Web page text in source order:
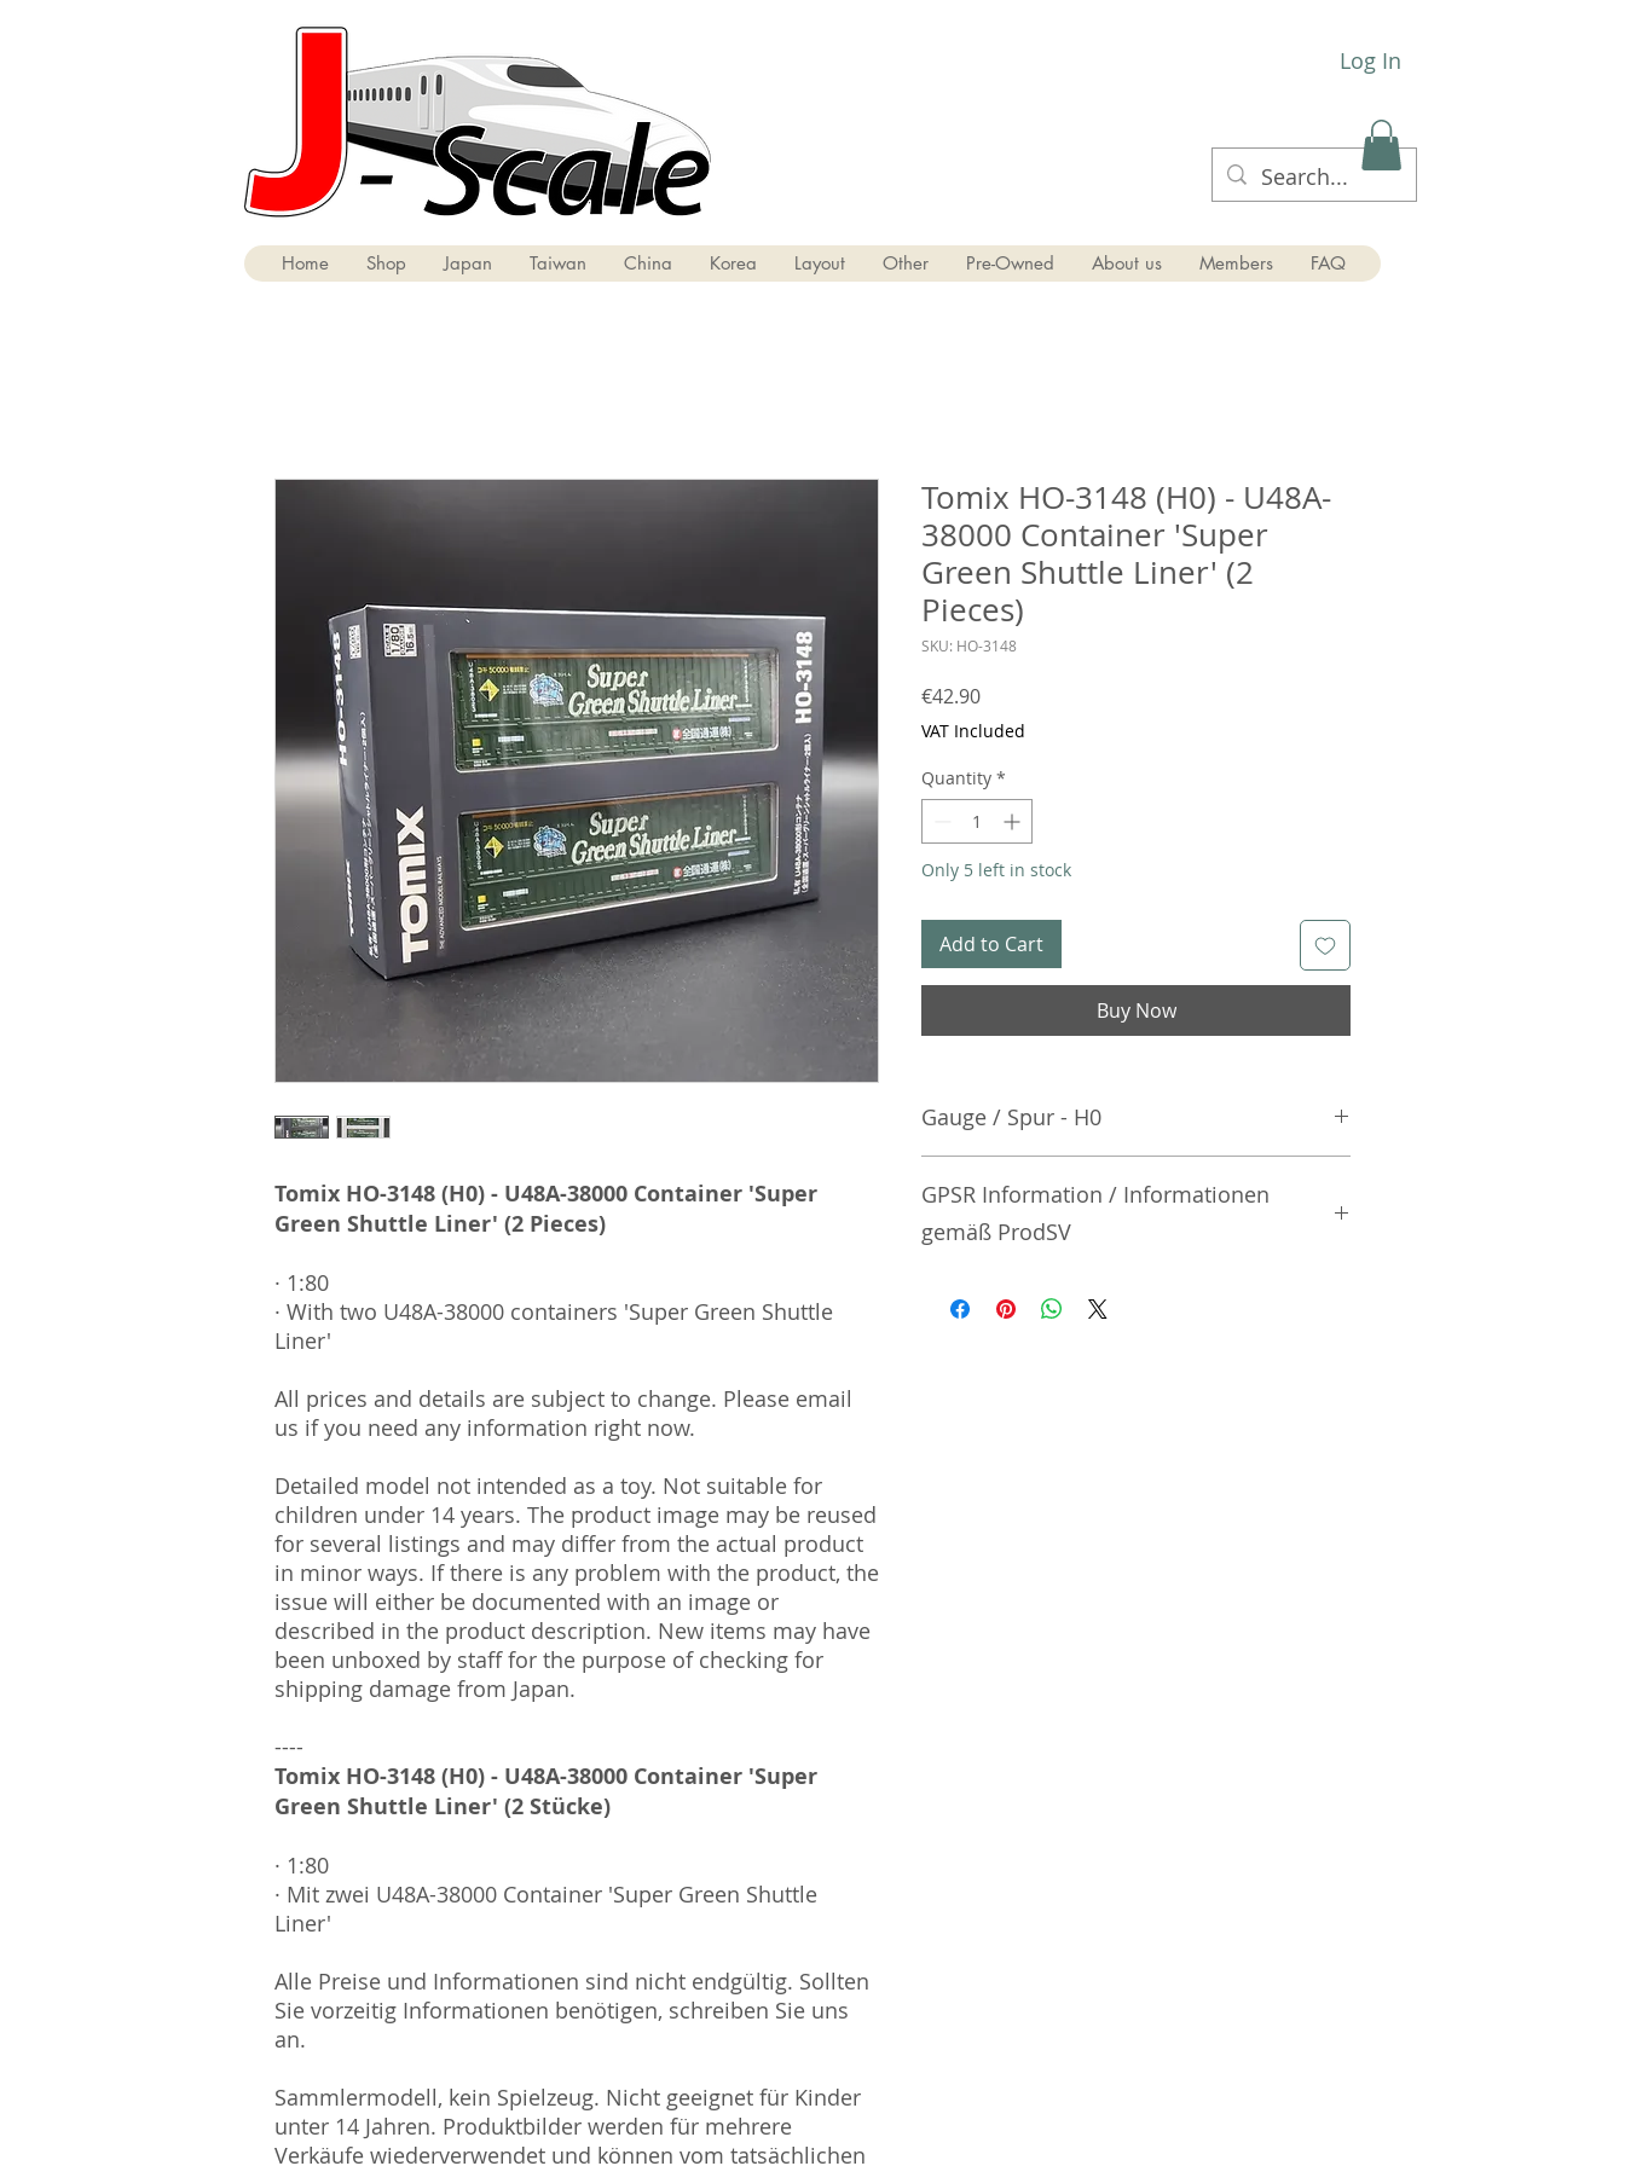
Log In
Home Shop Japan Taiwan China Korea Layout Other Pre-Owned About us Members FAQ
Tomix HO-3148 (H0) - U48A-38000 Container 'Super
Green Shuttle Liner' (2 Pieces)
· 1:80
· With two U48A-38000 containers 'Super Green Shuttle
Liner'
All prices and details are subject to change. Please email
us if you need any information right now.
Detailed model not intended as a toy. Not suitable for
children under 14 years. The product image may be reused
for several listings and may differ from the actual product
in minor ways. If there is any problem with the product, the
issue will either be documented with an image or
described in the product description. New items may have
been unboxed by staff for the purpose of checking for
shipping damage from Japan.
----
Tomix HO-3148 (H0) - U48A-38000 Container 'Super
Green Shuttle Liner' (2 Stücke)
· 1:80
· Mit zwei U48A-38000 Container 'Super Green Shuttle
Liner'
Alle Preise und Informationen sind nicht endgültig. Sollten
Sie vorzeitig Informationen benötigen, schreiben Sie uns
an.
Sammlermodell, kein Spielzeug. Nicht geeignet für Kinder
unter 14 Jahren. Produktbilder werden für mehrere
Verkäufe wiederverwendet und können vom tatsächlichen
Tomix HO-3148 (H0) - U48A-
38000 Container 'Super
Green Shuttle Liner' (2
Pieces)
SKU: HO-3148
€42.90Price
VAT Included
Quantity *
Only 5 left in stock
Add to Cart
Buy Now
Gauge / Spur - H0
GPSR Information / Informationen
gemäß ProdSV
Manufacturer / Hersteller: